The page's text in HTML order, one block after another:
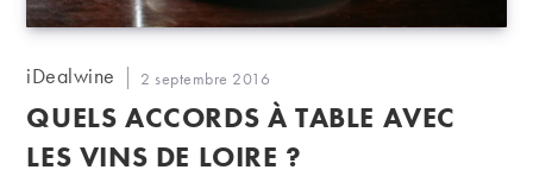
Auteur/autrice
la
publication :
iDealwine
Publication
publiée :
2 septembre 2016
QUELS ACCORDS À TABLE AVEC
LES VINS DE LOIRE ?